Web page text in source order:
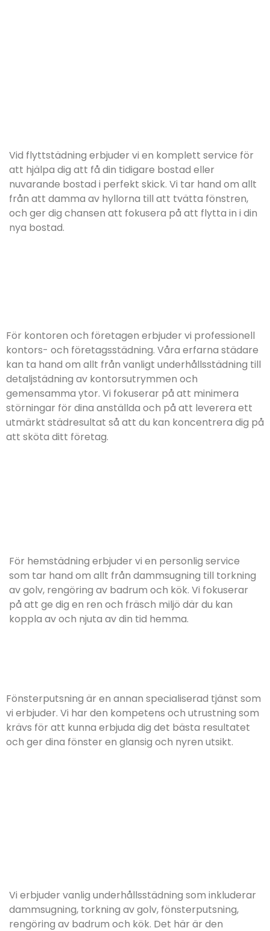
Vid flyttstädning erbjuder vi en komplett service för
att hjälpa dig att få din tidigare bostad eller
nuvarande bostad i perfekt skick. Vi tar hand om allt
från att damma av hyllorna till att tvätta fönstren,
och ger dig chansen att fokusera på att flytta in i din
nya bostad.
För kontoren och företagen erbjuder vi professionell
kontors- och företagsstädning. Våra erfarna städare
kan ta hand om allt från vanligt underhållsstädning till
detaljstädning av kontorsutrymmen och
gemensamma ytor. Vi fokuserar på att minimera
störningar för dina anställda och på att leverera ett
utmärkt städresultat så att du kan koncentrera dig på
att sköta ditt företag.
För hemstädning erbjuder vi en personlig service
som tar hand om allt från dammsugning till torkning
av golv, rengöring av badrum och kök. Vi fokuserar
på att ge dig en ren och fräsch miljö där du kan
koppla av och njuta av din tid hemma.
Fönsterputsning är en annan specialiserad tjänst som
vi erbjuder. Vi har den kompetens och utrustning som
krävs för att kunna erbjuda dig det bästa resultatet
och ger dina fönster en glansig och nyren utsikt.
Vi erbjuder vanlig underhållsstädning som inkluderar
dammsugning, torkning av golv, fönsterputsning,
rengöring av badrum och kök. Det här är den